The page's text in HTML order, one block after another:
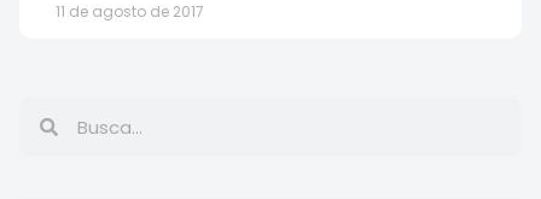
11 de agosto de 2017